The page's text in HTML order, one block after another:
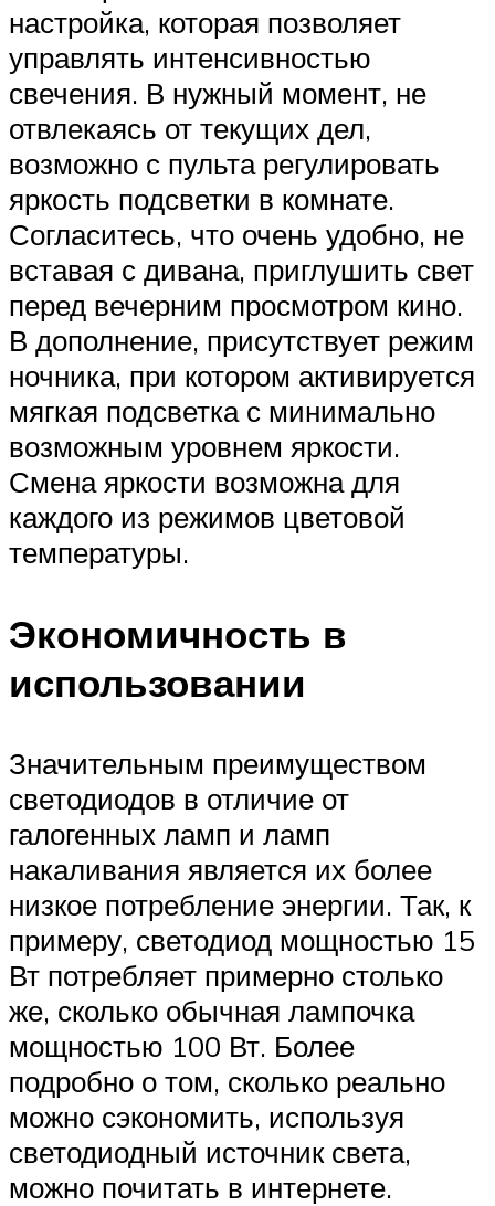
настройка, которая позволяет
управлять интенсивностью
свечения. В нужный момент, не
отвлекаясь от текущих дел,
возможно с пульта регулировать
яркость подсветки в комнате.
Согласитесь, что очень удобно, не
вставая с дивана, приглушить свет
перед вечерним просмотром кино.
В дополнение, присутствует режим
ночника, при котором активируется
мягкая подсветка с минимально
возможным уровнем яркости.
Смена яркости возможна для
каждого из режимов цветовой
температуры.
Экономичность в
использовании
Значительным преимуществом
светодиодов в отличие от
галогенных ламп и ламп
накаливания является их более
низкое потребление энергии. Так, к
примеру, светодиод мощностью 15
Вт потребляет примерно столько
же, сколько обычная лампочка
мощностью 100 Вт. Более
подробно о том, сколько реально
можно сэкономить, используя
светодиодный источник света,
можно почитать в интернете.